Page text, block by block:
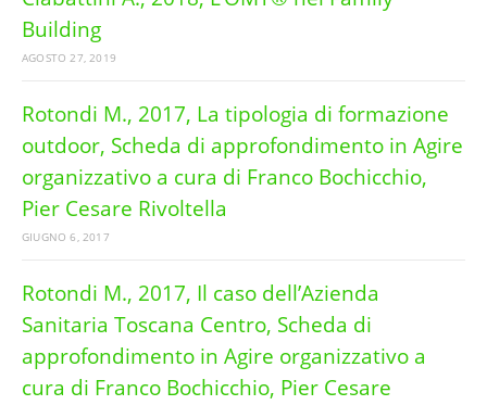
Building
AGOSTO 27, 2019
Rotondi M., 2017, La tipologia di formazione
outdoor, Scheda di approfondimento in Agire
organizzativo a cura di Franco Bochicchio,
Pier Cesare Rivoltella
GIUGNO 6, 2017
Rotondi M., 2017, Il caso dell’Azienda
Sanitaria Toscana Centro, Scheda di
approfondimento in Agire organizzativo a
cura di Franco Bochicchio, Pier Cesare